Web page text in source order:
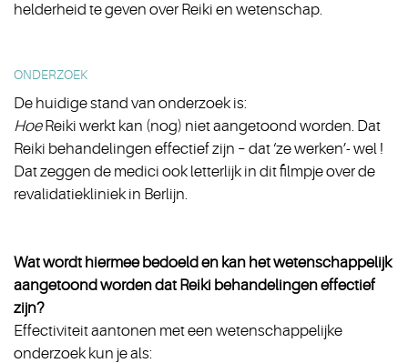
helderheid te geven over Reiki en wetenschap.
ONDERZOEK
De huidige stand van onderzoek is:
HoeReiki werkt kan (nog) niet aangetoond worden. Dat
Reiki behandelingen effectief zijn – dat ‘ze werken’- wel !
Dat zeggen de medici ook letterlijk in dit filmpje over de
revalidatiekliniek in Berlijn.
Wat wordt hiermee bedoeld en kan het wetenschappelijk
aangetoond worden dat Reiki behandelingen effectief
zijn?
Effectiviteit aantonen met een wetenschappelijke
onderzoek kun je als: